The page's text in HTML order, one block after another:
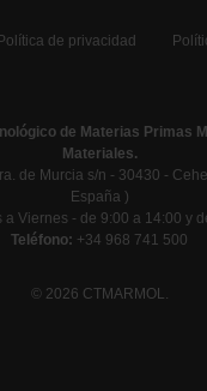
Política de privacidad
de Materias Primas
Materiales.
de Murcia s/n - 30430 -
España )
a Viernes - de 9:00 a 14:00 y
Teléfono: +34 968 741 500
© 2026 CTMARMOL.